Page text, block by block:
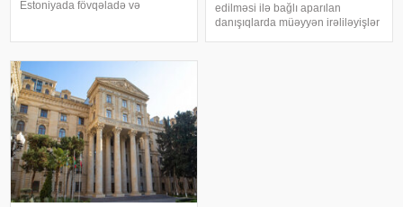
Estoniyada fövqəladə və
Nağdəliyev Azərbaycanın
Estoniyada fövqəlad
edilməsi ilə bağlı aparılan
danışıqlarda müəyyən irəliləyişlər